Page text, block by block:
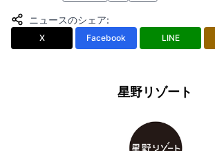
ニュースのシェア:
X Facebook LINE
星野リゾート